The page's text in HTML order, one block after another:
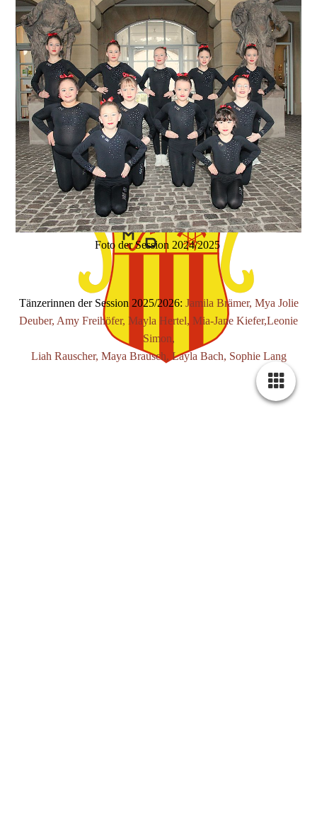
Foto der Session 2024/2025
Tänzerinnen der Session 2025/2026: Jamila Brämer, Mya Jolie
Deuber, Amy Freihöfer, Mayla Hertel, Mia-Jane Kiefer,Leonie
Simon,
Liah Rauscher, Maya Brausch, Layla Bach, Sophie Lang